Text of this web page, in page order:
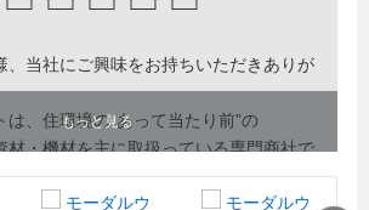
└─┘ └─┘ └─┘ └─┘
、当社にご興味をお持ちいただきありが
は、住環境の”あって当たり前”の
材・機材を主に取扱っている専門商社で
もっと見る